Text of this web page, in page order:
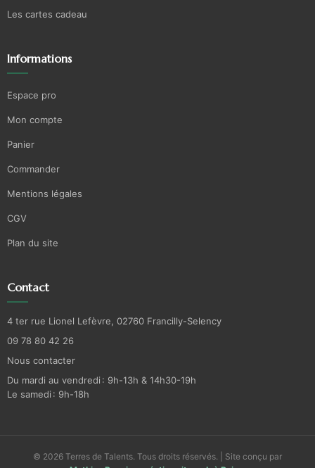
Les cartes cadeau
Informations
Espace pro
Mon compte
Panier
Commander
Mentions légales
CGV
Plan du site
Contact
4 ter rue Lionel Lefèvre, 02760 Francilly-Selency
09 78 80 42 26
Nous contacter
Du mardi au vendredi : 9h-13h & 14h30-19h
Le samedi : 9h-18h
© 2026 Terres de Talents. Tous droits réservés. | Site conçu par